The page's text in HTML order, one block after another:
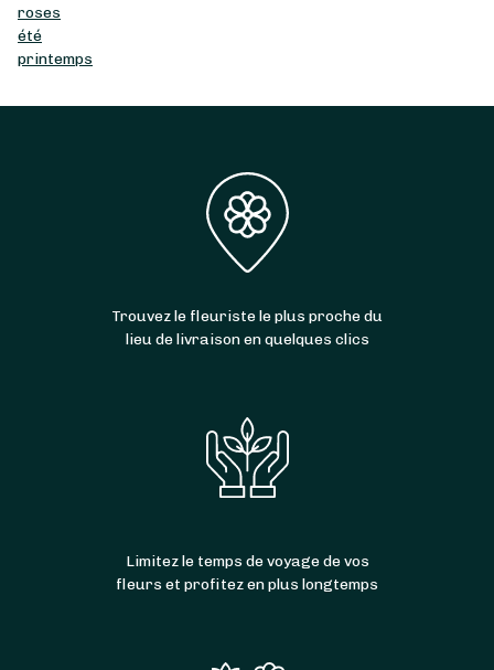
roses
été
printemps
Trouvez le fleuriste le plus proche du
lieu de livraison en quelques clics
Limitez le temps de voyage de vos
fleurs et profitez en plus longtemps